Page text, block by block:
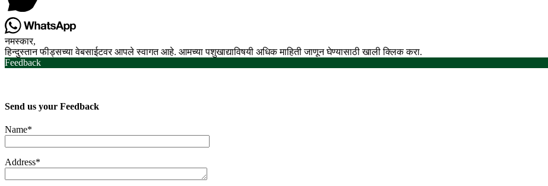
नमस्कार,
हिन्दुस्तान फीड्सच्या वेबसाईटवर आपले स्वागत आहे. आमच्या पशुखाद्याविषयी अधिक माहिती जाणून घेण्यासाठी खाली क्लिक करा.
Feedback
Send us your Feedback
Name*
Address*